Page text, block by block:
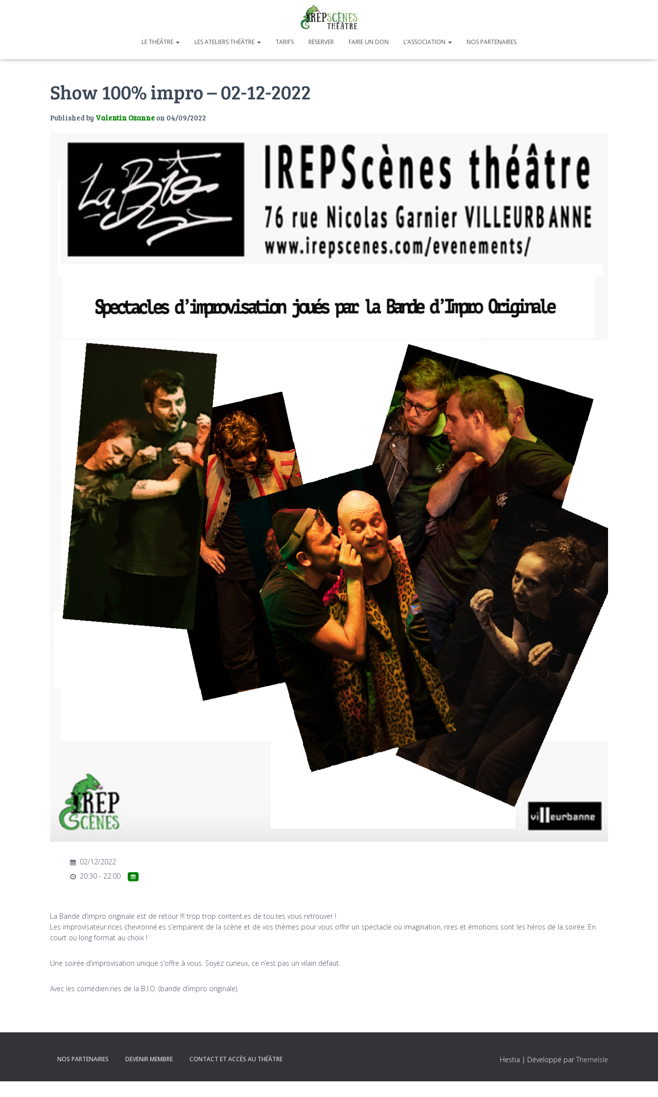
LE THÉÂTRE LES ATELIERS THÉÂTRE TARIFS RÉSERVER FAIRE UN DON L’ASSOCIATION NOS PARTENAIRES
Show 100% impro – 02-12-2022
Published by Valentin Ozanne on 04/09/2022
02/12/2022
20:30 - 22:00
La Bande d’impro originale est de retour !!! trop trop content.es de tou.tes vous retrouver !
Les improvisateur.rices chevronné.es s’emparent de la scène et de vos thèmes pour vous offrir un spectacle où imagination, rires et émotions sont les héros de la soirée. En
court ou long format au choix !
Une soirée d’improvisation unique s’offre à vous. Soyez curieux, ce n’est pas un vilain défaut.
Avec les comédien.nes de la B.I.O. (bande d’impro originale).
NOS PARTENAIRES DEVENIR MEMBRE CONTACT ET ACCÈS AU THÉÂTRE Hestia | Développé par ThemeIsle